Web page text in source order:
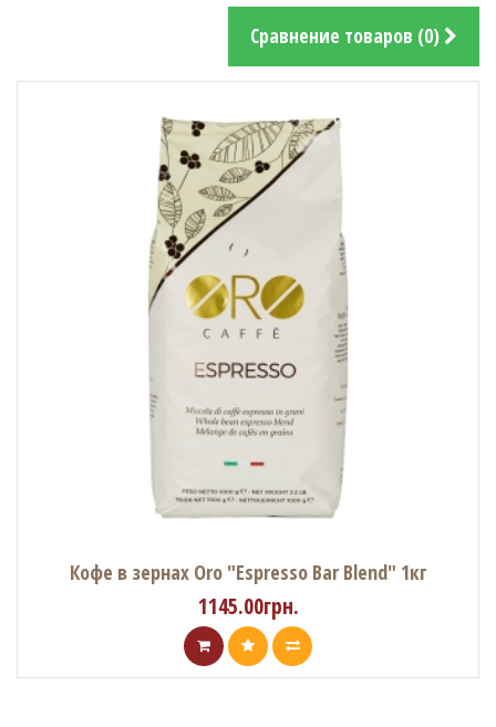
Сравнение товаров (0)
Кофе в зернах Oro "Espresso Bar Blend" 1кг
1145.00грн.